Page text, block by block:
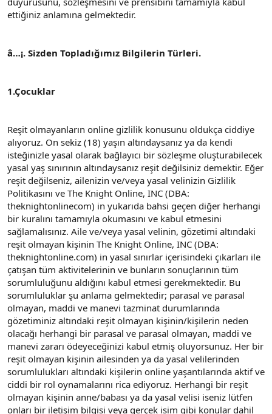
ettiğiniz anlamına gelmektedir.
â…¡. Sizden Topladığımız Bilgilerin Türleri.
1.Çocuklar
Reşit olmayanların online gizlilik konusunu oldukça ciddiye
alıyoruz. On sekiz (18) yaşın altındaysanız ya da kendi
isteğinizle yasal olarak bağlayıcı bir sözleşme oluşturabilecek
yasal yaş sınırının altındaysanız reşit değilsiniz demektir. Eğer
reşit değilseniz, ailenizin ve/veya yasal velinizin Gizlilik
Politikasını ve The Knight Online, INC (DBA:
theknightonlinecom) in yukarıda bahsi geçen diğer herhangi
bir kuralını tamamıyla okumasını ve kabul etmesini
sağlamalısınız. Aile ve/veya yasal velinin, gözetimi altındaki
reşit olmayan kişinin The Knight Online, INC (DBA:
theknightonline.com) in yasal sınırlar içerisindeki çıkarları ile
çatışan tüm aktivitelerinin ve bunların sonuçlarının tüm
sorumluluğunu aldığını kabul etmesi gerekmektedir. Bu
sorumluluklar şu anlama gelmektedir; parasal ve parasal
olmayan, maddi ve manevi tazminat durumlarında
gözetiminiz altındaki reşit olmayan kişinin/kişilerin neden
olacağı herhangi bir parasal ve parasal olmayan, maddi ve
manevi zararı ödeyeceğinizi kabul etmiş oluyorsunuz. Her bir
reşit olmayan kişinin ailesinden ya da yasal velilerinden
sorumlulukları altındaki kişilerin online yaşantılarında aktif ve
ciddi bir rol oynamalarını rica ediyoruz. Herhangi bir reşit
olmayan kişinin anne/babası ya da yasal velisi iseniz lütfen
onları bir iletişim bilgisi veya gerçek isim gibi konular dahil